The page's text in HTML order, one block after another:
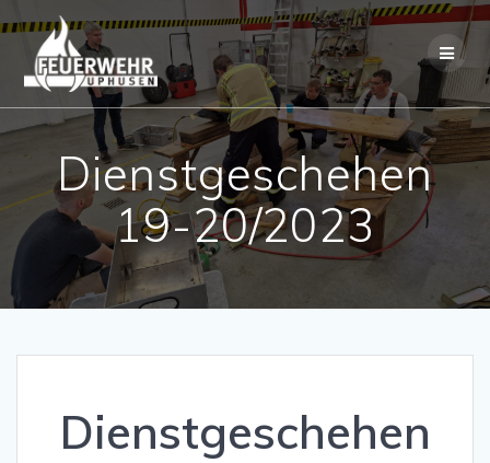
Skip
to
content
Dienstgeschehen
19-20/2023
Dienstgeschehen